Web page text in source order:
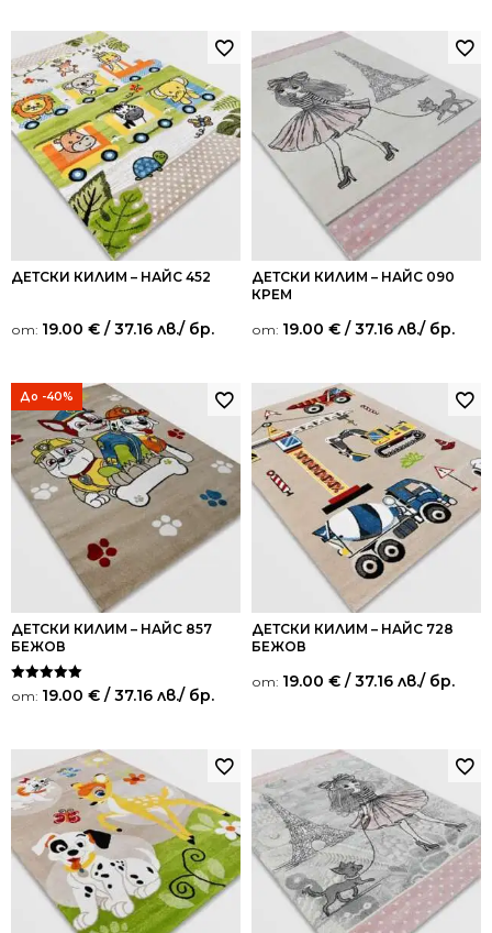
ДЕТСКИ КИЛИМ – НАЙС 452
от: 19.00 € / 37.16 лв./ бр.
ДЕТСКИ КИЛИМ – НАЙС 090
КРЕМ
от: 19.00 € / 37.16 лв./ бр.
До -40%
ДЕТСКИ КИЛИМ – НАЙС 857
БЕЖОВ
Оценено на
5.00
от: 19.00 € / 37.16 лв./ бр.
ДЕТСКИ КИЛИМ – НАЙС 728
БЕЖОВ
от: 19.00 € / 37.16 лв./ бр.